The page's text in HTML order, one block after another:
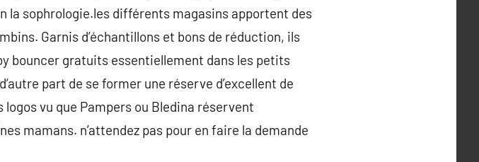
la sophrologie.les différents magasins apportent des
Garnis d’échantillons et bons de réduction, ils
bouncer gratuits essentiellement dans les petits
part de se former une réserve d’excellent de
vu que Pampers ou Bledina réservent
mamans. n’attendez pas pour en faire la demande